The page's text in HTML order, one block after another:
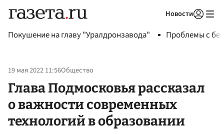
Новости
Покушение на главу "Уралдронзавода" Проблемы с
19 мая 2022 11:56Общество
Глава Подмосковья рассказал
о важности современных
технологий в образовании